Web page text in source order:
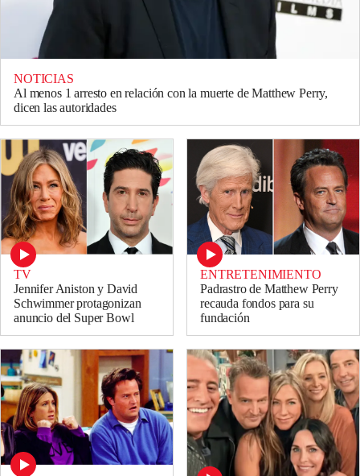
NOTICIAS
Al menos 1 arresto en relación con la muerte de Matthew Perry,
dicen las autoridades
TV
Jennifer Aniston y David
Schwimmer protagonizan
anuncio del Super Bowl
ENTRETENIMIENTO
Padrastro de Matthew Perry
recauda fondos para su
fundación